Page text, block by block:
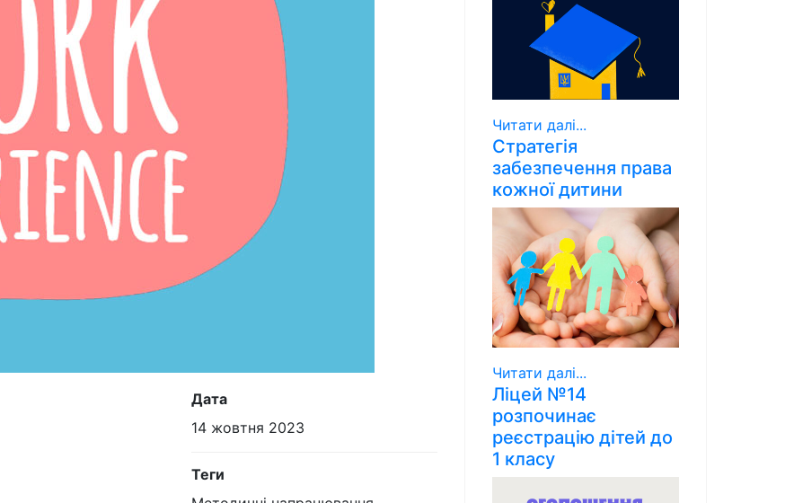
Дата
14 жовтня 2023
Теги
Читати далі...
Стратегія
забезпечення права
кожної дитини
Читати далі...
Ліцей №14
розпочинає
реєстрацію дітей до
1 класу